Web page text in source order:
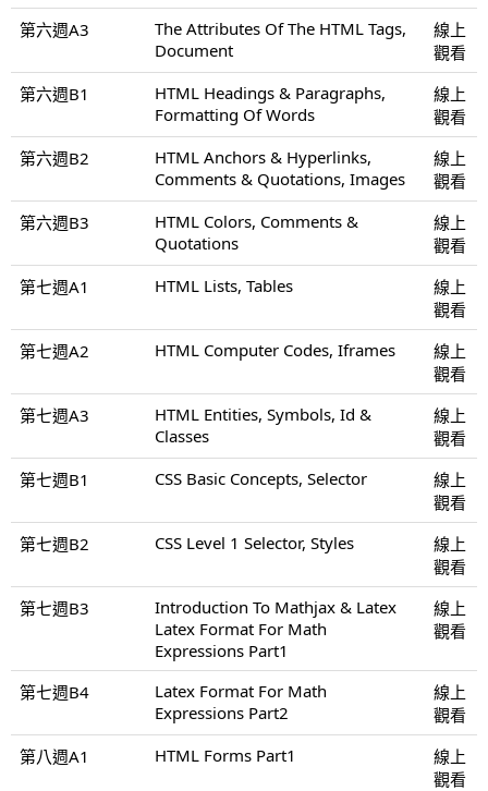
第六週A3
The Attributes Of The HTML Tags,
Document
線上
觀看
第六週B1
HTML Headings & Paragraphs,
Formatting Of Words
線上
觀看
第六週B2
HTML Anchors & Hyperlinks,
Comments & Quotations, Images
線上
觀看
第六週B3
HTML Colors, Comments &
Quotations
線上
觀看
第七週A1
HTML Lists, Tables
線上
觀看
第七週A2
HTML Computer Codes, Iframes
線上
觀看
第七週A3
HTML Entities, Symbols, Id &
Classes
線上
觀看
第七週B1
CSS Basic Concepts, Selector
線上
觀看
第七週B2
CSS Level 1 Selector, Styles
線上
觀看
第七週B3
Introduction To Mathjax & Latex
Latex Format For Math
Expressions Part1
線上
觀看
第七週B4
Latex Format For Math
Expressions Part2
線上
觀看
第八週A1
HTML Forms Part1
線上
觀看